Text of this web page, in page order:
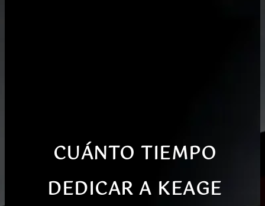
CUÁNTO TIEMPO
DEDICAR A KEAGE